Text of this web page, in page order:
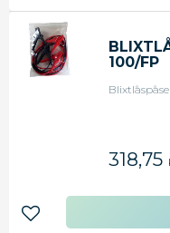
100/FP
318,75
Lägg till i favoriter